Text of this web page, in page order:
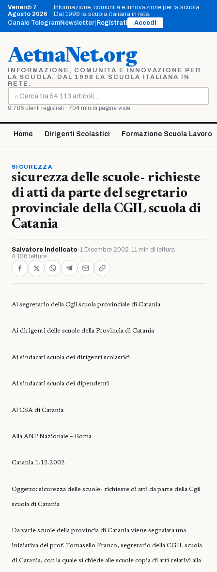
Vai
contenuto
Venerdì 7
Agosto 2026
Informazione, comunità e innovazione per la scuola.
Dal 1998 la scuola italiana in rete.
Canale TelegramNewsletter Registrati Accedi
AetnaNet.org
INFORMAZIONE, COMUNITÀ E INNOVAZIONE PER
LA SCUOLA. DAL 1998 LA SCUOLA ITALIANA IN
RETE.
⌕
Cerca
9.786 utenti registrati · 704 mln di pagine viste
Home Dirigenti Scolastici Formazione Scuola Lavoro
SICUREZZA
sicurezza delle scuole- richieste
di atti da parte del segretario
provinciale della CGIL scuola di
Catania
Salvatore Indelicato ·1 Dicembre 2002 ·11 min di lettura·
4.126 letture
Al segretario della Cgil scuola provinciale di Catania
Ai dirigenti delle scuole della Provincia di Catania
Ai sindacati scuola dei dirigenti scolastici
Ai sindacati scuola dei dipendenti
Al CSA di Catania
Alla ANP Nazionale – Roma
Catania 1.12.2002
Oggetto: sicurezza delle scuole- richieste di atti da parte della Cgil
scuola di Catania
Da varie scuole della provincia di Catania viene segnalata una
iniziativa del prof. Tomasello Franco, segretario della CGIL scuola
di Catania, con la quale si chiede alle scuole copia di atti relativi alla